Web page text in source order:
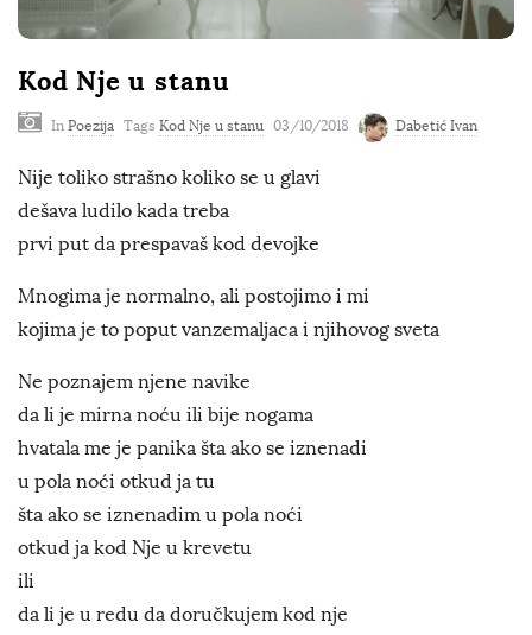
Kod Nje u stanu
In Poezija Tags Kod Nje u stanu 03/10/2018 Dabetić Ivan
Nije toliko strašno koliko se u glavi
dešava ludilo kada treba
prvi put da prespavaš kod devojke
Mnogima je normalno, ali postojimo i mi
kojima je to poput vanzemaljaca i njihovog sveta
Ne poznajem njene navike
da li je mirna noću ili bije nogama
hvatala me je panika šta ako se iznenadi
u pola noći otkud ja tu
šta ako se iznenadim u pola noći
otkud ja kod Nje u krevetu
ili
da li je u redu da doručkujem kod nje